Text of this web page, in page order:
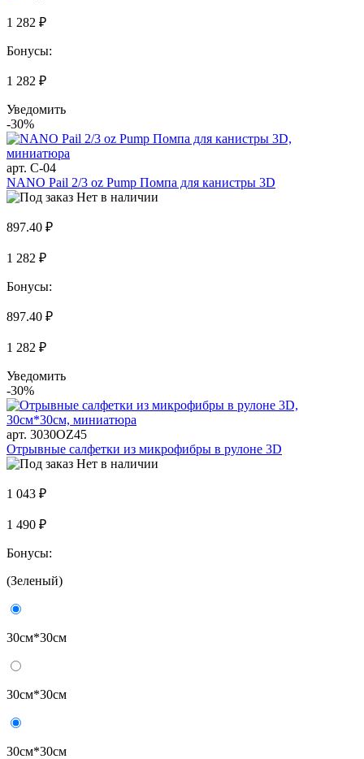
1 282 ₽
Бонусы:
1 282 ₽
Уведомить
-30%
арт. C-04
NANO Pail 2/3 oz Pump Помпа для канистры 3D
Нет в наличии
897.40 ₽
1 282 ₽
Бонусы:
897.40 ₽
1 282 ₽
Уведомить
-30%
арт. 3030OZ45
Отрывные салфетки из микрофибры в рулоне 3D
Нет в наличии
1 043 ₽
1 490 ₽
Бонусы:
(Зеленый)
30см*30см
30см*30см
30см*30см